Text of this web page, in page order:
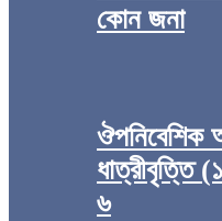
কোন জনা
ঔপনিবেশিক
৬